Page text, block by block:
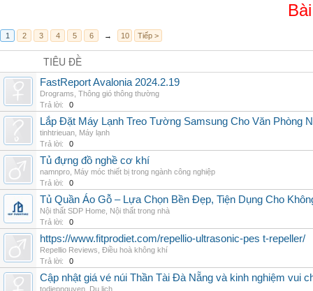
1 2 3 4 5 6 → 10 Tiếp >
TIÊU ĐỀ
FastReport Avalonia 2024.2.19
Drograms Thông gió thông thường
Trả lời:
0
Lắp Đặt Máy Lạnh Treo Tường Samsung Cho Văn Phòng
tinhtrieuan Máy lạnh
Trả lời:
0
Tủ đựng đồ nghề cơ khí
namnpro Máy móc thiết bị trong ngành công nghiệp
Trả lời:
0
Tủ Quần Áo Gỗ – Lựa Chọn Bền Đẹp, Tiện Dụng Cho
Nội thất SDP Home Nội thất trong nhà
Trả lời:
0
https://www.fitprodiet.com/repellio-ultrasonic-pes t-repeller/
Repellio Reviews Điều hoà không khí
Trả lời:
0
Cập nhật giá vé núi Thần Tài Đà Nẵng và kinh nghiệm vui
todiepnguyen Du lịch